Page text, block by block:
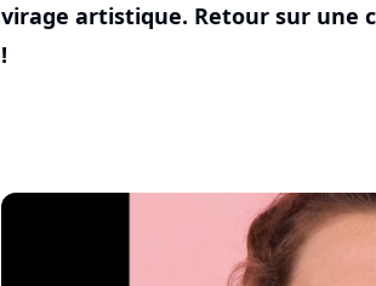
virage artistique. Retour sur une
!